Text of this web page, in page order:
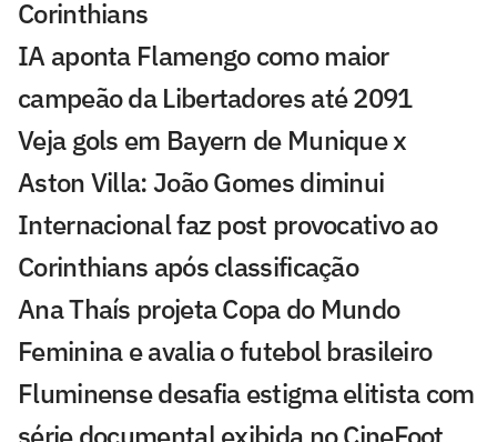
Corinthians
IA aponta Flamengo como maior
campeão da Libertadores até 2091
Veja gols em Bayern de Munique x
Aston Villa: João Gomes diminui
Internacional faz post provocativo ao
Corinthians após classificação
Ana Thaís projeta Copa do Mundo
Feminina e avalia o futebol brasileiro
Fluminense desafia estigma elitista com